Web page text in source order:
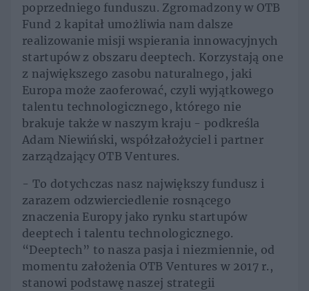
poprzedniego funduszu. Zgromadzony w OTB
Fund 2 kapitał umożliwia nam dalsze
realizowanie misji wspierania innowacyjnych
startupów z obszaru deeptech. Korzystają one
z największego zasobu naturalnego, jaki
Europa może zaoferować, czyli wyjątkowego
talentu technologicznego, którego nie
brakuje także w naszym kraju - podkreśla
Adam Niewiński, współzałożyciel i partner
zarządzający OTB Ventures.
- To dotychczas nasz największy fundusz i
zarazem odzwierciedlenie rosnącego
znaczenia Europy jako rynku startupów
deeptech i talentu technologicznego.
“Deeptech” to nasza pasja i niezmiennie, od
momentu założenia OTB Ventures w 2017 r.,
stanowi podstawę naszej strategii